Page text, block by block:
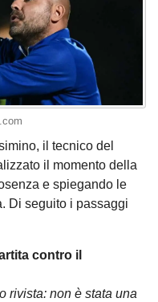
il tecnico del
il momento della
e spiegando le
Di seguito i passaggi
contro il
rivista: non è stata una